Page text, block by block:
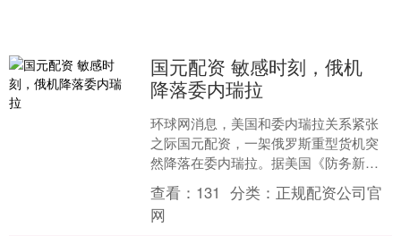
国元配资 敏感时刻，俄机
降落委内瑞拉
环球网消息，美国和委内瑞拉关系紧张
之际国元配资，一架俄罗斯重型货机突
然降落在委内瑞拉。据美国《防务新
闻》网站28日报道国元配资，一架与俄
罗斯军方及俄私营军事实体....
查看： 131 分类： 正规配资公司官
网